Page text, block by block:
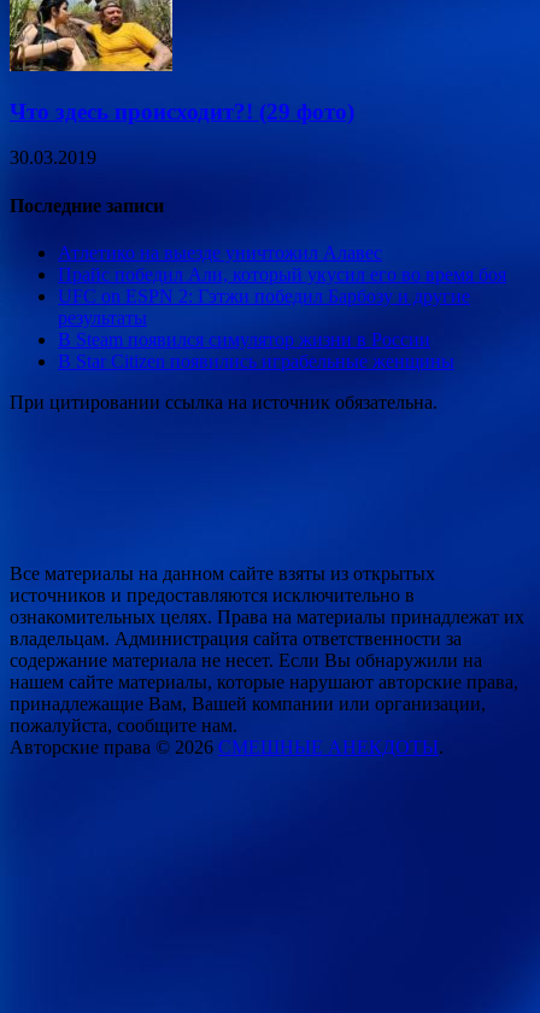
Что здесь происходит?! (29 фото)
30.03.2019
Последние записи
Атлетико на выезде уничтожил Алавес
Прайс победил Али, который укусил его во время боя
UFC on ESPN 2: Гэтжи победил Барбозу и другие
результаты
В Steam появился симулятор жизни в России
В Star Citizen появились играбельные женщины
При цитировании ссылка на источник обязательна.
Все материалы на данном сайте взяты из открытых
источников и предоставляются исключительно в
ознакомительных целях. Права на материалы принадлежат их
владельцам. Администрация сайта ответственности за
содержание материала не несет. Если Вы обнаружили на
нашем сайте материалы, которые нарушают авторские права,
принадлежащие Вам, Вашей компании или организации,
пожалуйста, сообщите нам.
Авторские права © 2026 СМЕШНЫЕ АНЕКДОТЫ.